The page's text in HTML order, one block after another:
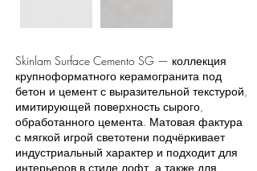
Skinlam Surface Cemento SG — коллекция
крупноформатного керамогранита под
бетон и цемент с выразительной текстурой,
имитирующей поверхность сырого,
обработанного цемента. Матовая фактура
с мягкой игрой светотени подчёркивает
индустриальный характер и подходит для
интерьеров в стиле лофт, а также для